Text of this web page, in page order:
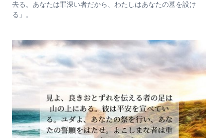
去る。あなたは罪深い者だから、わたしはあなたの墓を設け
る」。